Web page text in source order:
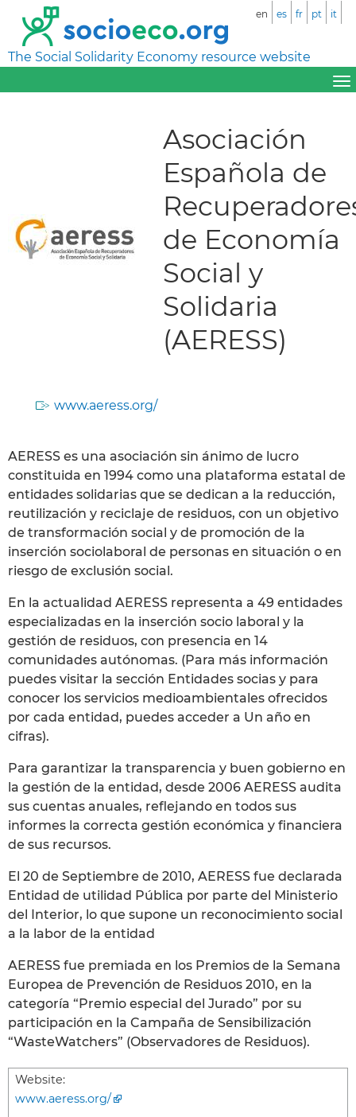
The Social Solidarity Economy resource website
en es fr pt it
Asociación
Española de
de Economía
Social y
Solidaria
(AERESS)
www.aeress.org/
AERESS es una asociación sin ánimo de lucro
constituida en 1994 como una plataforma estatal de
entidades solidarias que se dedican a la reducción,
reutilización y reciclaje de residuos, con un objetivo
de transformación social y de promoción de la
inserción sociolaboral de personas en situación o en
riesgo de exclusión social.
En la actualidad AERESS representa a 49 entidades
especializadas en la inserción socio laboral y la
gestión de residuos, con presencia en 14
comunidades autónomas. (Para más información
puedes visitar la sección Entidades socias y para
conocer los servicios medioambientales ofrecidos
por cada entidad, puedes acceder a Un año en
cifras).
Para garantizar la transparencia y buen gobierno en
la gestión de la entidad, desde 2006 AERESS audita
sus cuentas anuales, reflejando en todos sus
informes la correcta gestión económica y financiera
de sus recursos.
El 20 de Septiembre de 2010, AERESS fue declarada
Entidad de utilidad Pública por parte del Ministerio
del Interior, lo que supone un reconocimiento social
a la labor de la entidad
AERESS fue premiada en los Premios de la Semana
Europea de Prevención de Residuos 2010, en la
categoría “Premio especial del Jurado” por su
participación en la Campaña de Sensibilización
“WasteWatchers” (Observadores de Residuos).
Website:
www.aeress.org/